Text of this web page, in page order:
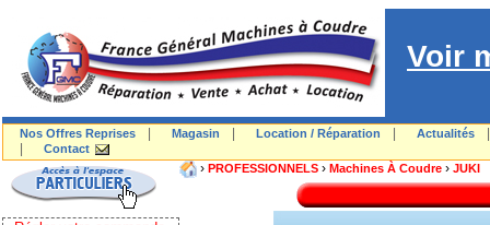
Voir
Nos Offres Reprises Magasin Location / Réparation Actualités
Contact
› PROFESSIONNELS › Machines À Coudre › JUKI